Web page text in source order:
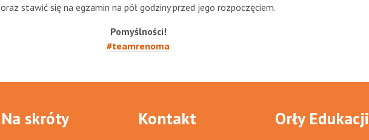
oraz stawić się na egzamin na pół godziny przed jego rozpoczęciem.
Pomyślności!
#teamrenoma
Na skróty Kontakt Orły Edukacji